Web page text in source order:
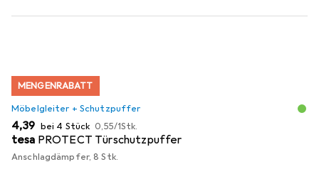
MENGENRABATT
Möbelgleiter + Schutzpuffer
EUR
4,39 bei 4 Stück EUR
0,55/1Stk.
tesa PROTECT Türschutzpuffer
Anschlagdämpfer, 8 Stk.